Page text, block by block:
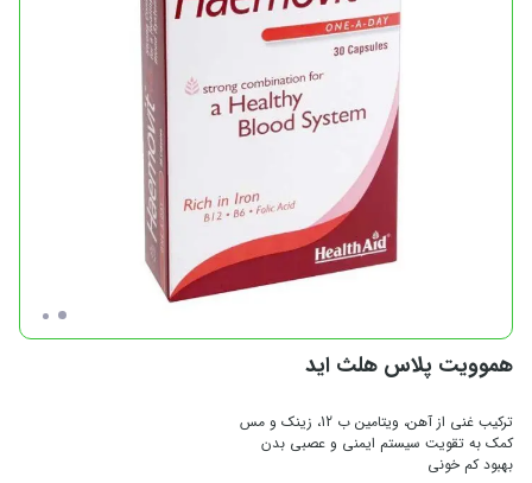
هموویت پلاس هلث اید
ترکیب غنی از آهن، ویتامین ب 12، زینک و مس
کمک به تقویت سیستم ایمنی و عصبی بدن
بهبود کم خونی